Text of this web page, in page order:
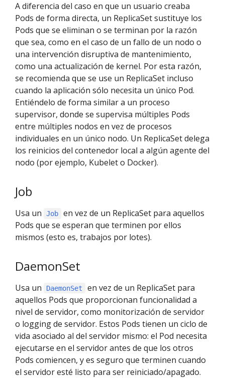
A diferencia del caso en que un usuario creaba
Pods de forma directa, un ReplicaSet sustituye los
Pods que se eliminan o se terminan por la razón
que sea, como en el caso de un fallo de un nodo o
una intervención disruptiva de mantenimiento,
como una actualización de kernel. Por esta razón,
se recomienda que se use un ReplicaSet incluso
cuando la aplicación sólo necesita un único Pod.
Entiéndelo de forma similar a un proceso
supervisor, donde se supervisa múltiples Pods
entre múltiples nodos en vez de procesos
individuales en un único nodo. Un ReplicaSet delega
los reinicios del contenedor local a algún agente del
nodo (por ejemplo, Kubelet o Docker).
Job
Usa un Job
en vez de un ReplicaSet para aquellos
Pods que se esperan que terminen por ellos
mismos (esto es, trabajos por lotes).
DaemonSet
Usa un DaemonSet
en vez de un ReplicaSet para
aquellos Pods que proporcionan funcionalidad a
nivel de servidor, como monitorización de servidor
o logging de servidor. Estos Pods tienen un ciclo de
vida asociado al del servidor mismo: el Pod necesita
ejecutarse en el servidor antes de que los otros
Pods comiencen, y es seguro que terminen cuando
el servidor esté listo para ser reiniciado/apagado.